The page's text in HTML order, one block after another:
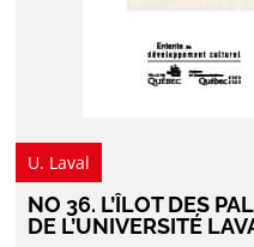
U. Laval
NO 36. L’ÎLOT DES
DE L’UNIVERSITÉ